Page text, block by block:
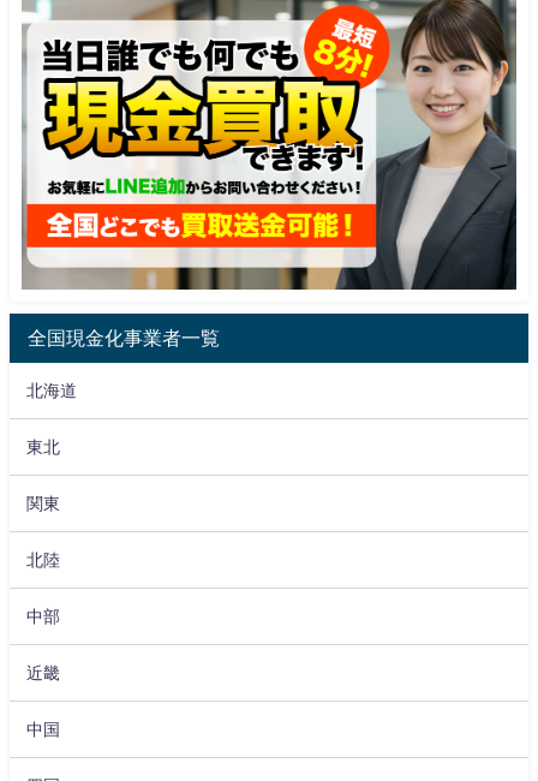
全国現金化事業者一覧
北海道
東北
関東
北陸
中部
近畿
中国